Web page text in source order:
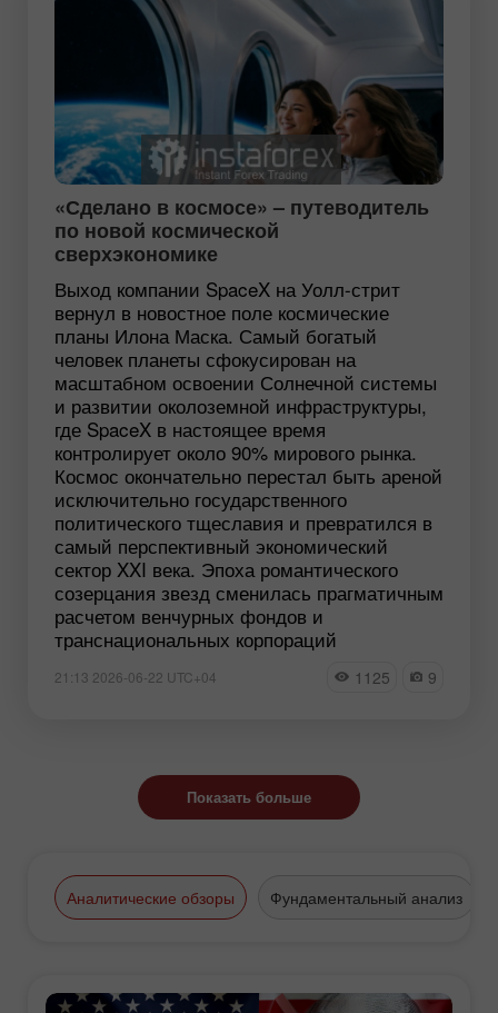
«Сделано в космосе» – путеводитель
по новой космической
сверхэкономике
Выход компании SpaceX на Уолл-стрит
вернул в новостное поле космические
планы Илона Маска. Самый богатый
человек планеты сфокусирован на
масштабном освоении Солнечной системы
и развитии околоземной инфраструктуры,
где SpaceX в настоящее время
контролирует около 90% мирового рынка.
Космос окончательно перестал быть ареной
исключительно государственного
политического тщеславия и превратился в
самый перспективный экономический
сектор XXI века. Эпоха романтического
созерцания звезд сменилась прагматичным
расчетом венчурных фондов и
транснациональных корпораций
21:13 2026-06-22 UTC+04 1125 9
Показать больше
Аналитические обзоры Фундаментальный анализ